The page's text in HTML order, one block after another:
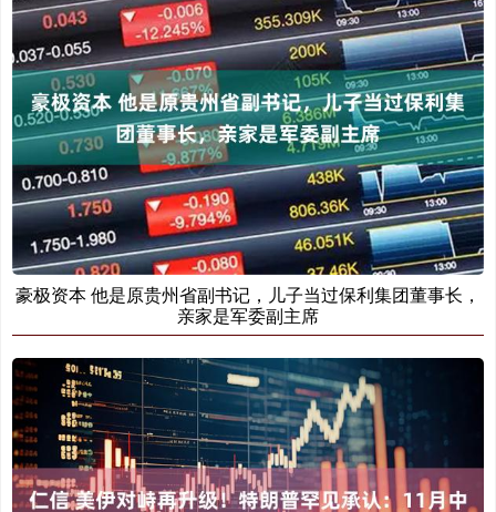
豪极资本 他是原贵州省副书记，儿子当过保利集团董事长，
亲家是军委副主席